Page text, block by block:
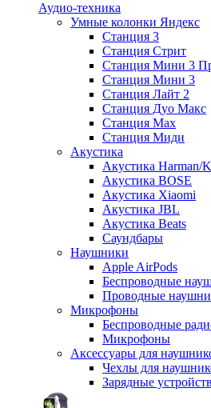
Аудио-техника
Умные колонки Яндекс
Станция 3
Станция Стрит
Станция Мини 3
Станция Мини 3
Станция Лайт 2
Станция Дуо Макс
Станция Max
Станция Миди
Акустика
Акустика Harman/
Акустика BOSE
Акустика Xiaomi
Акустика JBL
Акустика Beats
Саундбары
Наушники
Apple AirPods
Беспроводные
Проводные
Микрофоны
Беспроводные
Микрофоны
Аксессуары для
Чехлы для
Зарядные